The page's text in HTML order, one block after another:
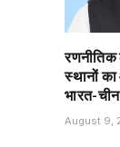
स्थानों
भारत-
August 9,